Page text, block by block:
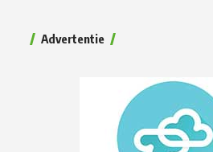
Advertentie